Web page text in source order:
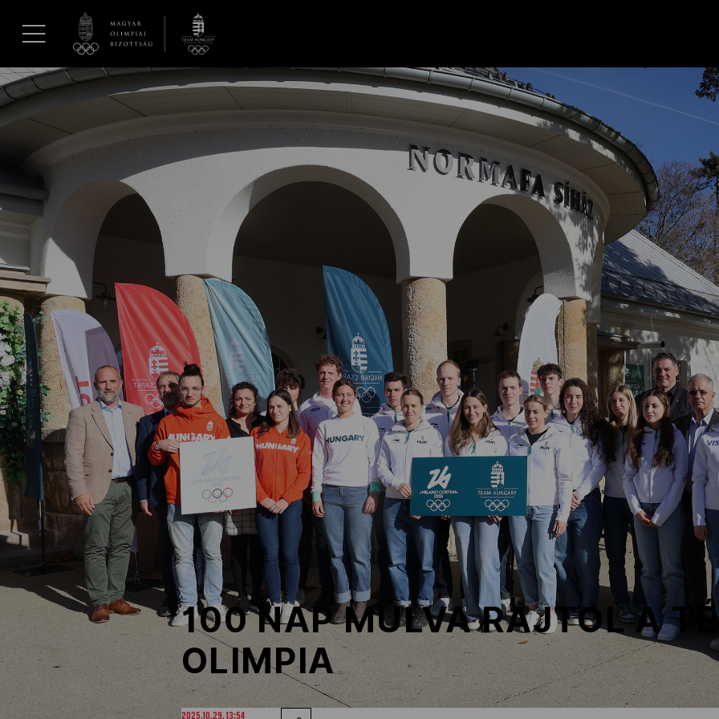
Hírek
Galéria
Dakar 2026
Los Angeles 2028
MOB
Kettőskarrier-program
NOB
Társszervezetek
OVEP
Adatbank
100 NAP MÚLVA RAJTOL A
OLIMPIA